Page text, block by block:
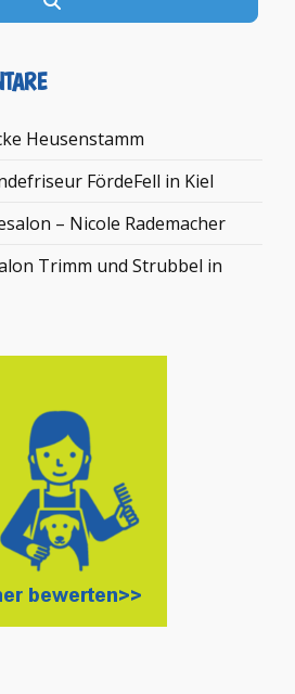
Heusenstamm
FördeFell in Kiel
– Nicole Rademacher
Trimm und Strubbel in